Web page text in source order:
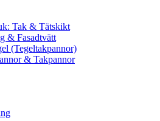
Tak & Tätskikt
& Fasadtvätt
(Tegeltakpannor)
& Takpannor